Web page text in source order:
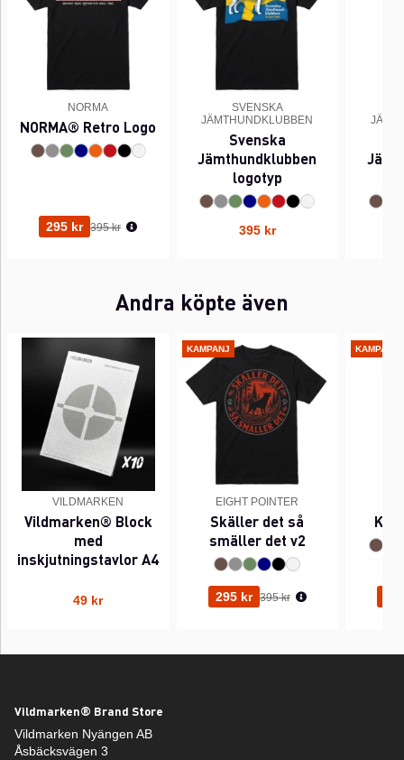
NORMA
NORMA® Retro Logo
295 kr Ordinarie pris:
395 kr
SVENSKA
JÄMTHUNDKLUBBEN
Svenska
Jämthundklubben
logotyp
395 kr
Andra köpte även
VILDMARKEN
Vildmarken® Block
med
inskjutningstavlor A4
49 kr
KAMPANJ
EIGHT POINTER
Skäller det så
smäller det v2
295 kr Ordinarie pris:
395 kr
KAMPANJ
Vildmarken® Brand Store
Vildmarken Nyängen AB
Åsbäcksvägen 3